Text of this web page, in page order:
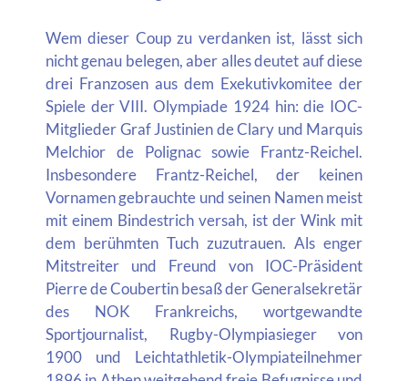
Wem dieser Coup zu verdanken ist, lässt sich
nicht genau belegen, aber alles deutet auf diese
drei Franzosen aus dem Exekutivkomitee der
Spiele der VIII. Olympiade 1924 hin: die IOC-
Mitglieder Graf Justinien de Clary und Marquis
Melchior de Polignac sowie Frantz-Reichel.
Insbesondere Frantz-Reichel, der keinen
Vornamen gebrauchte und seinen Namen meist
mit einem Bindestrich versah, ist der Wink mit
dem berühmten Tuch zuzutrauen. Als enger
Mitstreiter und Freund von IOC-Präsident
Pierre de Coubertin besaß der Generalsekretär
des NOK Frankreichs, wortgewandte
Sportjournalist, Rugby-Olympiasieger von
1900 und Leichtathletik-Olympiateilnehmer